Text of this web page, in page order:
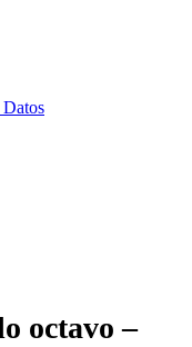
octavo –